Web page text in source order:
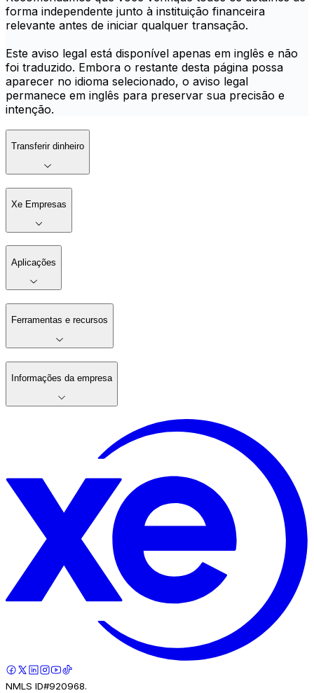
forma independente junto à instituição financeira
relevante antes de iniciar qualquer transação.
Este aviso legal está disponível apenas em inglês e não
foi traduzido. Embora o restante desta página possa
aparecer no idioma selecionado, o aviso legal
permanece em inglês para preservar sua precisão e
intenção.
Transferir dinheiro
Xe Empresas
Aplicações
Ferramentas e recursos
Informações da empresa
NMLS ID#920968.